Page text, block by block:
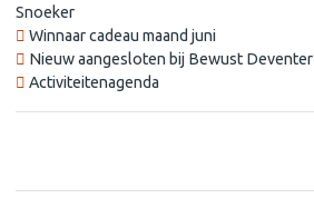
Snoeker
Winnaar cadeau maand juni
Nieuw aangesloten bij Bewust Deventer
Activiteitenagenda